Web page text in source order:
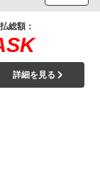
総額：
詳細を見る